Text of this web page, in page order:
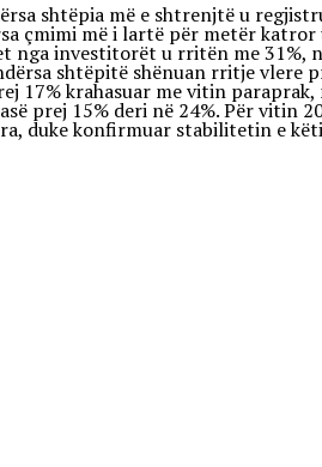
shtëpia më e shtrenjtë u
çmimi më i lartë për metër
investitorët u rritën me 31%,
shtëpitë shënuan rritje vlere
krahasuar me vitin
prej 15% deri në 24%. Për vitin
duke konfirmuar stabilitetin e